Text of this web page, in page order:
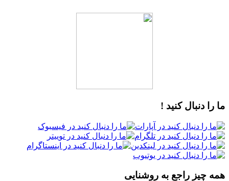
ما را دنبال کنید !
همه چیز راجع به روشنایی